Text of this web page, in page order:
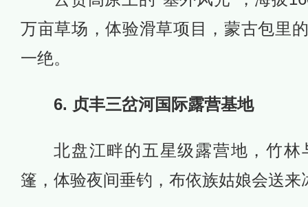
万亩草场，体验滑草项目，蒙古包里
一绝。
6. 贞丰三岔河国际露营基地
北盘江畔的五星级露营地，竹
篷，体验夜间垂钓，布依族姑娘会送